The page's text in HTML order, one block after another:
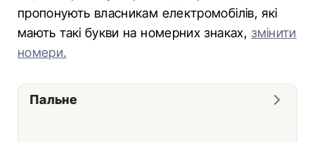
пропонують власникам електромобілів, які
мають такі букви на номерних знаках, змінити
номери.
Пальне